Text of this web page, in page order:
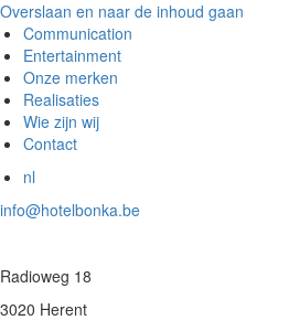
Overslaan en naar de inhoud gaan
Communication
Entertainment
Onze merken
Realisaties
Wie zijn wij
Contact
nl
info@hotelbonka.be
Radioweg 18
3020 Herent